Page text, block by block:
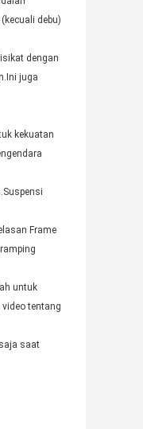
debu)
dengan
juga
kekuatan
Frame
untuk
tentang
saat